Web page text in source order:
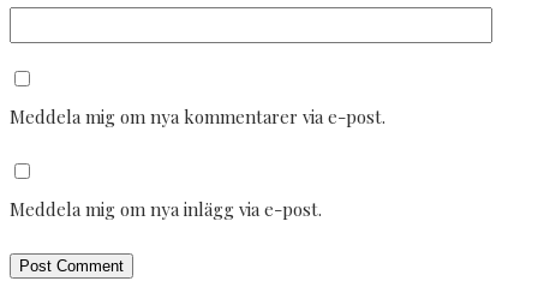
Meddela mig om nya kommentarer via e-post.
Meddela mig om nya inlägg via e-post.